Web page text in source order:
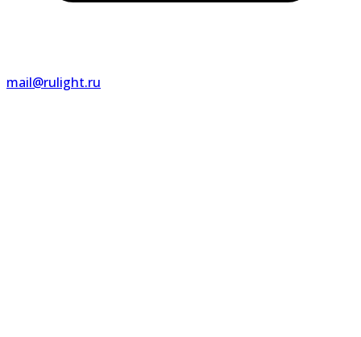
mail@rulight.ru